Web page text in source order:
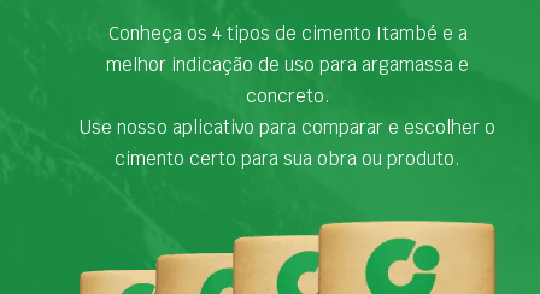
Conheça os 4 tipos de cimento Itambé e a
melhor indicação de uso para argamassa e
concreto.
Use nosso aplicativo para comparar e escolher o
cimento certo para sua obra ou produto.